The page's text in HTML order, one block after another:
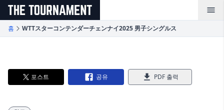
メインコンテンツへスキップ
홈 WTTスターコンテンダーチェンナイ2025 男子シングルス
포스트 공유 PDF 출력